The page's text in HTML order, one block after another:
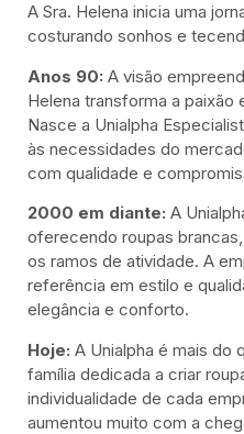
A Sra. Helena inicia uma
costurando sonhos e
Anos 90: A visão
Helena transforma a
Nasce a Unialpha
às necessidades do
com qualidade e
2000 em diante: A
oferecendo roupas
os ramos de atividade. A
referência em estilo e
elegância e conforto.
Hoje: A Unialpha é mais do
família dedicada a criar
individualidade de cada
aumentou muito com a